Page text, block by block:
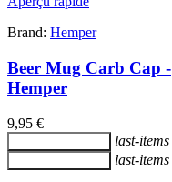
Brand: Hemper
Beer Mug Carb Cap -
Hemper
9,95 €
last-items
last-items